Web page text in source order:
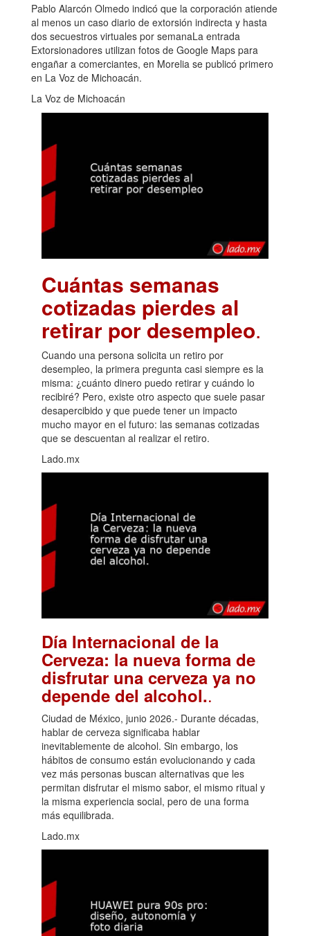
Pablo Alarcón Olmedo indicó que la corporación atiende
al menos un caso diario de extorsión indirecta y hasta
dos secuestros virtuales por semanaLa entrada
Extorsionadores utilizan fotos de Google Maps para
engañar a comerciantes, en Morelia se publicó primero
en La Voz de Michoacán.
La Voz de Michoacán
Cuántas semanas
cotizadas pierdes al
retirar por desempleo.
Cuando una persona solicita un retiro por
desempleo, la primera pregunta casi siempre es la
misma: ¿cuánto dinero puedo retirar y cuándo lo
recibiré? Pero, existe otro aspecto que suele pasar
desapercibido y que puede tener un impacto
mucho mayor en el futuro: las semanas cotizadas
que se descuentan al realizar el retiro.
Lado.mx
Día Internacional de la
Cerveza: la nueva forma de
disfrutar una cerveza ya no
depende del alcohol..
Ciudad de México, junio 2026.- Durante décadas,
hablar de cerveza significaba hablar
inevitablemente de alcohol. Sin embargo, los
hábitos de consumo están evolucionando y cada
vez más personas buscan alternativas que les
permitan disfrutar el mismo sabor, el mismo ritual y
la misma experiencia social, pero de una forma
más equilibrada.
Lado.mx